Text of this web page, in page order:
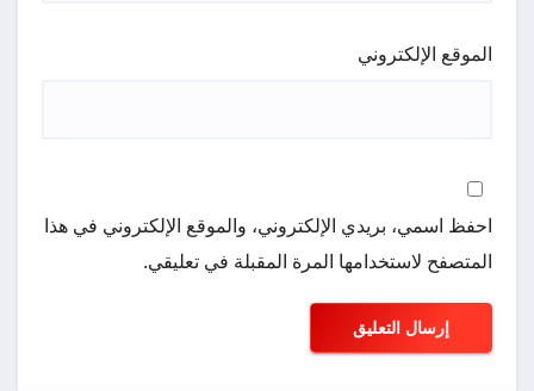
الموقع الإلكتروني
احفظ اسمي، بريدي الإلكتروني، والموقع الإلكتروني في هذا
المتصفح لاستخدامها المرة المقبلة في تعليقي.